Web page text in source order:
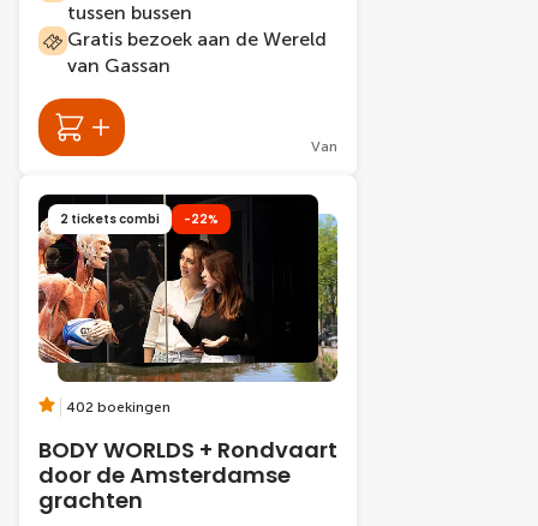
tussen bussen
Gratis bezoek aan de Wereld
van Gassan
Van
2 tickets combi -22%
402 boekingen
BODY WORLDS + Rondvaart
door de Amsterdamse
grachten